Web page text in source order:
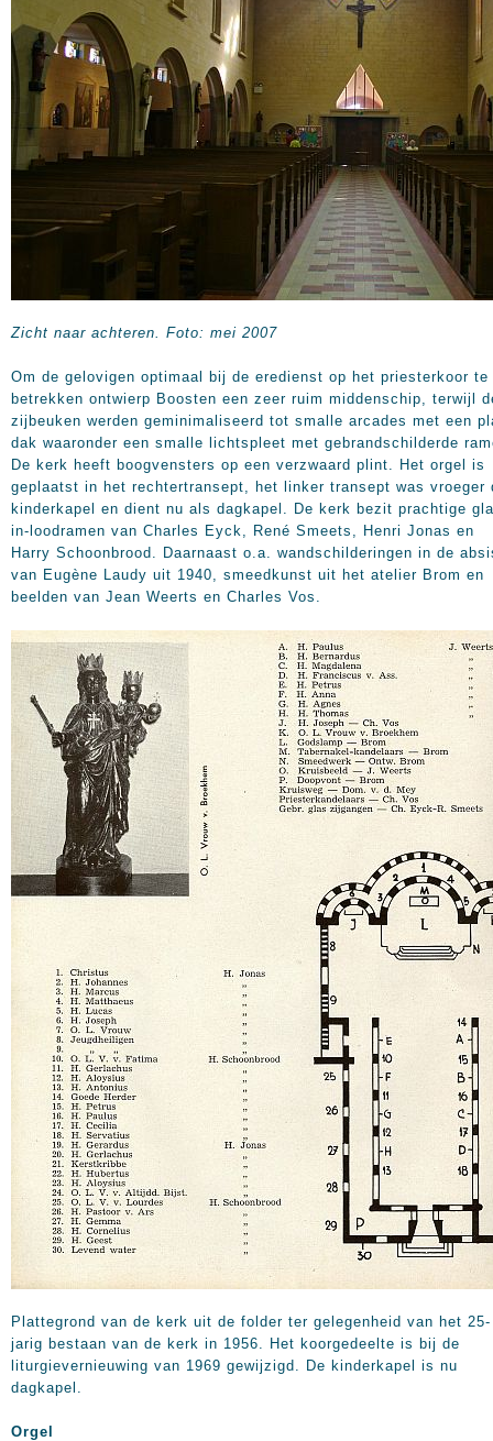
Zicht naar achteren. Foto: mei 2007
Om de gelovigen optimaal bij de eredienst op het priesterkoor te
betrekken ontwierp Boosten een zeer ruim middenschip, terwijl
zijbeuken werden geminimaliseerd tot smalle arcades met een
dak waaronder een smalle lichtspleet met gebrandschilderde
De kerk heeft boogvensters op een verzwaard plint. Het orgel is
geplaatst in het rechtertransept, het linker transept was vroeger
kinderkapel en dient nu als dagkapel. De kerk bezit prachtige
in-loodramen van Charles Eyck, René Smeets, Henri Jonas en
Harry Schoonbrood. Daarnaast o.a. wandschilderingen in de
van Eugène Laudy uit 1940, smeedkunst uit het atelier Brom en
beelden van Jean Weerts en Charles Vos.
Plattegrond van de kerk uit de folder ter gelegenheid van het 25-
jarig bestaan van de kerk in 1956. Het koorgedeelte is bij de
liturgievernieuwing van 1969 gewijzigd. De kinderkapel is nu
dagkapel.
Orgel